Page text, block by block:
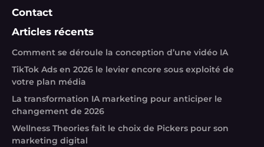
Contact
Articles récents
Comment se déroule la conception d’une vidéo IA
TikTok Ads en 2026 le levier encore sous exploité de
votre plan média
La transformation IA marketing pour anticiper le
changement de 2026
Wellness Theories fait le choix de Pickers pour son
marketing digital